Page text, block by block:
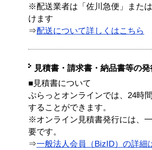
※配送業者は「佐川急便」また
けます
⇒配送について詳しくはこちら
見積書・請求書・納品書等の
■見積書について
ぷらっとオンラインでは、24時
することができます。
※オンライン見積書発行には、
要です。
⇒一般法人会員（BizID）の詳細